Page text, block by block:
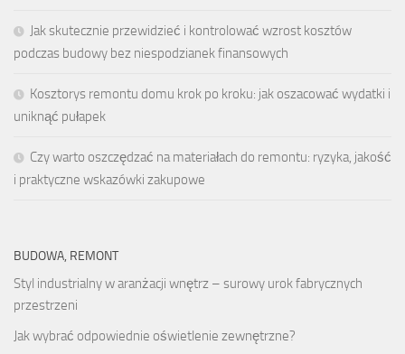
Jak skutecznie przewidzieć i kontrolować wzrost kosztów
podczas budowy bez niespodzianek finansowych
Kosztorys remontu domu krok po kroku: jak oszacować wydatki i
uniknąć pułapek
Czy warto oszczędzać na materiałach do remontu: ryzyka, jakość
i praktyczne wskazówki zakupowe
BUDOWA, REMONT
Styl industrialny w aranżacji wnętrz – surowy urok fabrycznych
przestrzeni
Jak wybrać odpowiednie oświetlenie zewnętrzne?